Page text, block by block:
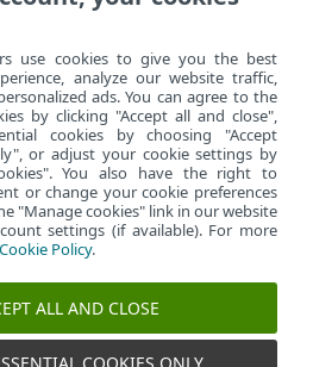
升級/遷移
use cookies to give you the best
analyze our website traffic,
ads. You can agree to the
by clicking "Accept all and close",
cookies by choosing "Accept
or adjust your cookie settings by
You also have the right to
or change your cookie preferences
"Manage cookies" link in our website
settings (if available). For more
Cookie Policy.
ALL AND CLOSE